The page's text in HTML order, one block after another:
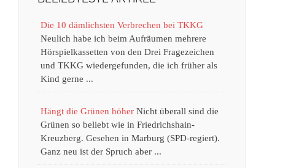
Die 10 dämlichsten Verbrechen bei TKKG
Neulich habe ich beim Aufräumen mehrere
Hörspielkassetten von den Drei Fragezeichen
und TKKG wiedergefunden, die ich früher als
Kind gerne ...
Hängt die Grünen höher Nicht überall sind die
Grünen so beliebt wie in Friedrichshain-
Kreuzberg. Gesehen in Marburg (SPD-regiert).
Ganz neu ist der Spruch aber ...